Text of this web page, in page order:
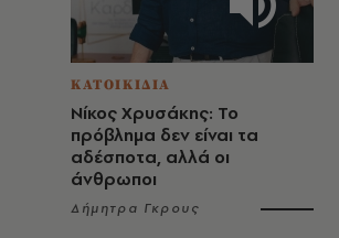
ΚΑΤΟΙΚΙΔΙΑ
Νίκος Χρυσάκης: Το
πρόβλημα δεν είναι τα
αδέσποτα, αλλά οι
άνθρωποι
Δήμητρα Γκρους